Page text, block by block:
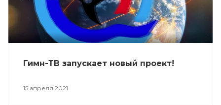
Гимн-ТВ запускает новый проект!
15 апреля 2021